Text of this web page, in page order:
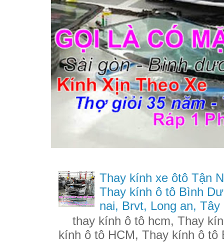
Thay kính xe ôtô Tận
Thay kính ô tô Bình
nai, Brvt, Long an,
thay kính ô tô hcm, Thay
kính ô tô HCM, Thay kính ô